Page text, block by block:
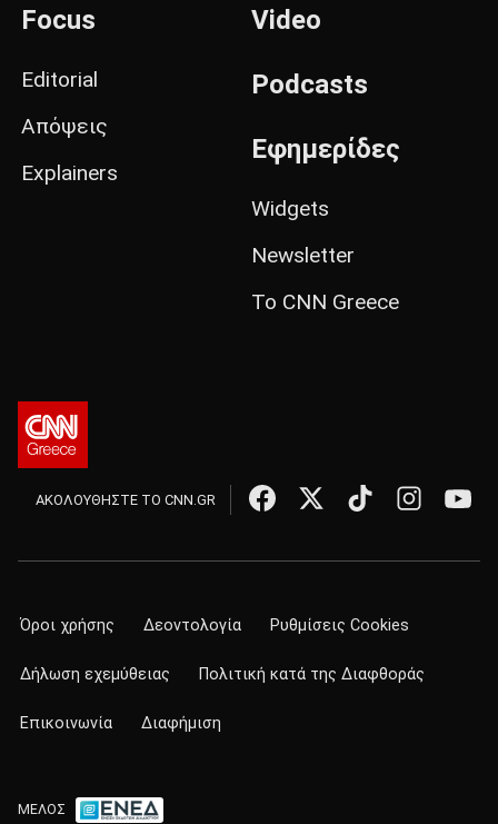
Focus
Editorial
Απόψεις
Explainers
Video
Podcasts
Εφημερίδες
Widgets
Newsletter
Το CNN Greece
ΑΚΟΛΟΥΘΗΣΤΕ ΤΟ CNN.GR
Όροι χρήσης Δεοντολογία Ρυθμίσεις Cookies
Δήλωση εχεμύθειας Πολιτική κατά της Διαφθοράς
Επικοινωνία Διαφήμιση
ΜΕΛΟΣ